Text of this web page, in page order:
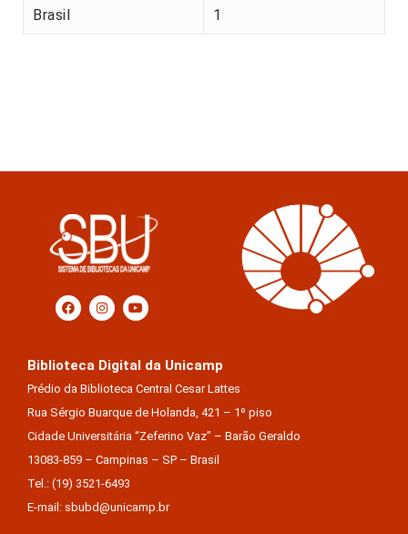
Brasil 1
Biblioteca Digital da Unicamp
Prédio da Biblioteca Central Cesar Lattes
Rua Sérgio Buarque de Holanda, 421 – 1º piso
Cidade Universitária “Zeferino Vaz” – Barão Geraldo
13083-859 – Campinas – SP – Brasil
Tel.: (19) 3521-6493
E-mail: sbubd@unicamp.br